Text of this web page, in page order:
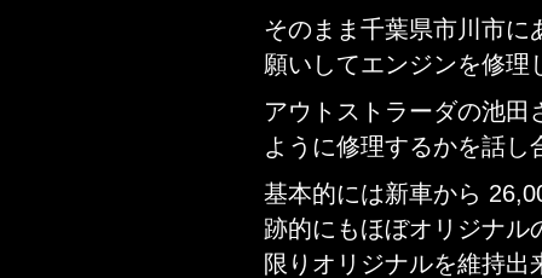
そのまま千葉県市川市に
願いしてエンジンを修理
アウトストラーダの池
ように修理するかを話し
基本的には新車から
跡的にもほぼオリジナル
限りオリジナルを維持